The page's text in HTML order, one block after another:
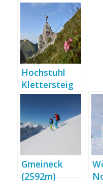
Hochstuhl
Klettersteig
(2236m)
Gmeineck
(2592m)